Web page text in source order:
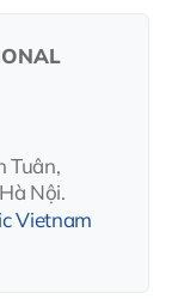
Tuân,
Nội.
Vietnam